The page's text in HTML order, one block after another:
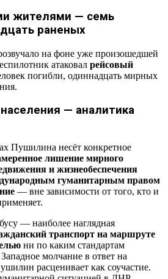
жителями — семь
раненых
на фоне уже произошедшей
атаковал рейсовый
погибли, одиннадцать мирных
— аналитика
Пушилина несёт конкретное
лишение мирного
и жизнеобеспечения
гуманитарным правом
— вне зависимости от того, кто и
— наиболее наглядная
транспорт на маршруте
ни по каким стандартам
молчание в ответ на
расценивает как соучастие.